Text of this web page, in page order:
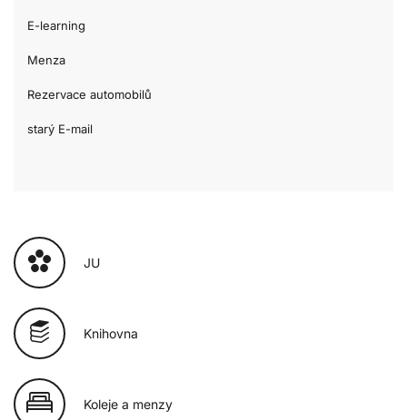
E-learning
Menza
Rezervace automobilů
starý E-mail
JU
Knihovna
Koleje a menzy